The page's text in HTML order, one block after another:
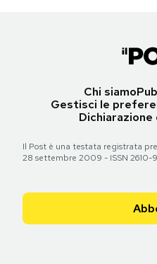
Chi siamo
Gestisci le
Il Post è una testata registrata
28 settembre 2009 - ISSN 2610-